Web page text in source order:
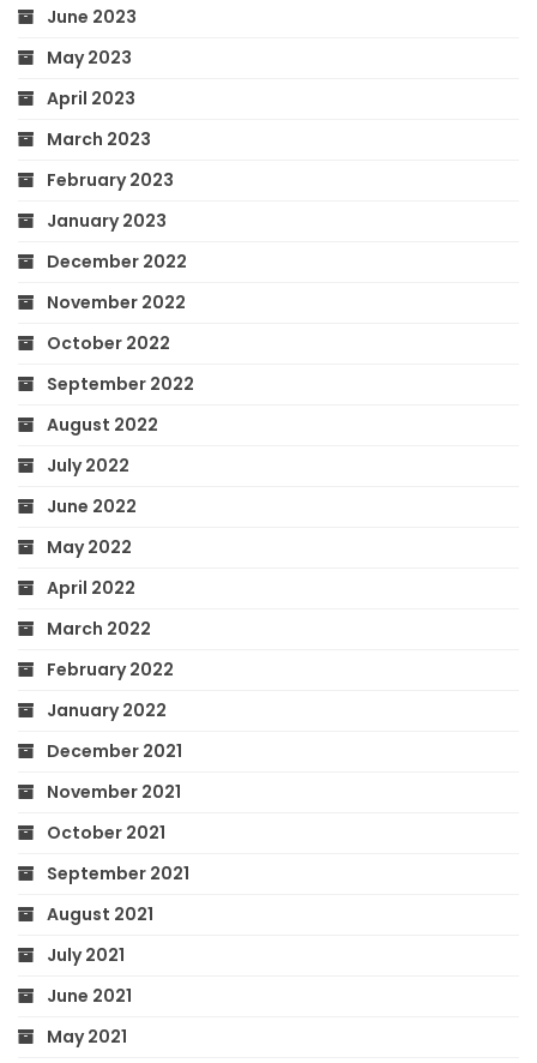
June 2023
May 2023
April 2023
March 2023
February 2023
January 2023
December 2022
November 2022
October 2022
September 2022
August 2022
July 2022
June 2022
May 2022
April 2022
March 2022
February 2022
January 2022
December 2021
November 2021
October 2021
September 2021
August 2021
July 2021
June 2021
May 2021